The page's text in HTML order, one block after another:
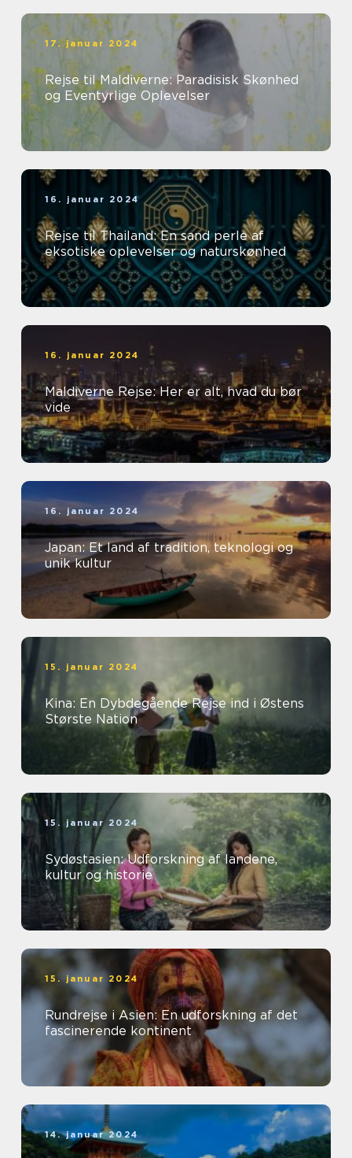
17. januar 2024
Rejse til Maldiverne: Paradisisk Skønhed
og Eventyrlige Oplevelser
16. januar 2024
Rejse til Thailand: En sand perle af
eksotiske oplevelser og naturskønhed
16. januar 2024
Maldiverne Rejse: Her er alt, hvad du bør
vide
16. januar 2024
Japan: Et land af tradition, teknologi og
unik kultur
15. januar 2024
Kina: En Dybdegående Rejse ind i Østens
Største Nation
15. januar 2024
Sydøstasien: Udforskning af landene,
kultur og historie
15. januar 2024
Rundrejse i Asien: En udforskning af det
fascinerende kontinent
14. januar 2024